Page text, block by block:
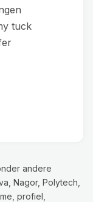
tuck
andere
Nagor, Polytech,
profiel,